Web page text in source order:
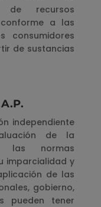
de recursos
a las
consumidores
de sustancias
independiente
de la
las normas
imparcialidad y
de las
gobierno,
pueden tener